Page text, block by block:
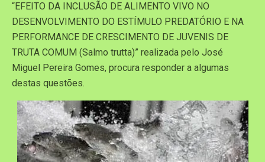
“EFEITO DA INCLUSÃO DE ALIMENTO VIVO NO
DESENVOLVIMENTO DO ESTÍMULO PREDATÓRIO E NA
PERFORMANCE DE CRESCIMENTO DE JUVENIS DE
TRUTA COMUM (Salmo trutta)” realizada pelo José
Miguel Pereira Gomes, procura responder a algumas
destas questões.